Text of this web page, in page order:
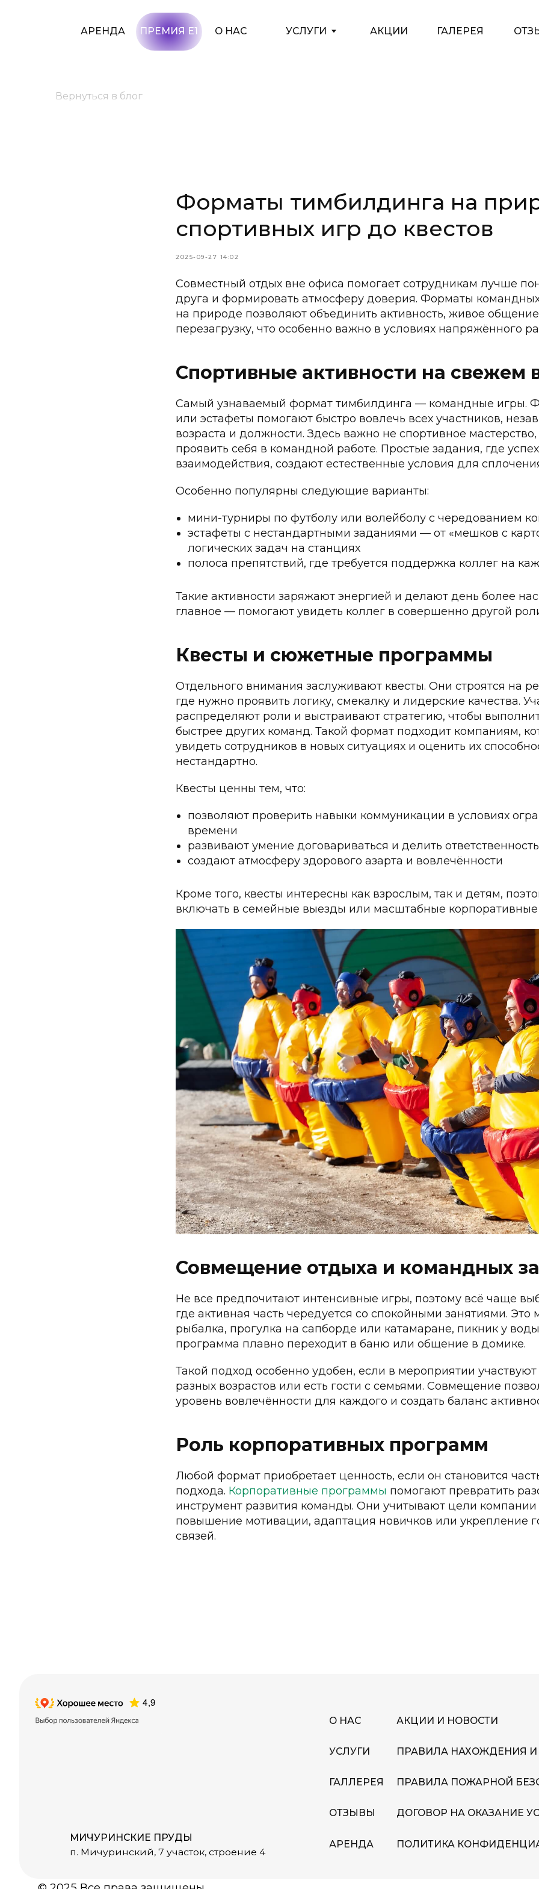
ПРЕМИЯ Е1 О НАС
Вернуться в блог
Форматы тимбилдинга на
спортивных игр до квестов
2025-09-27 14:02
Совместный отдых вне офиса помогает сотрудникам лучше
друга и формировать атмосферу доверия. Форматы
на природе позволяют объединить активность, живое
перезагрузку, что особенно важно в условиях напряжённого
Спортивные активности на свежем
Самый узнаваемый формат тимбилдинга — командные игры.
или эстафеты помогают быстро вовлечь всех участников,
возраста и должности. Здесь важно не спортивное
проявить себя в командной работе. Простые задания, где
взаимодействия, создают естественные условия для
Особенно популярны следующие варианты:
мини-турниры по футболу или волейболу с чередованием
эстафеты с нестандартными заданиями — от «мешков с
логических задач на станциях
полоса препятствий, где требуется поддержка коллег на
Такие активности заряжают энергией и делают день более
главное — помогают увидеть коллег в совершенно другой
Квесты и сюжетные программы
Отдельного внимания заслуживают квесты. Они строятся на
где нужно проявить логику, смекалку и лидерские качества.
распределяют роли и выстраивают стратегию, чтобы
быстрее других команд. Такой формат подходит компаниям,
увидеть сотрудников в новых ситуациях и оценить их
нестандартно.
Квесты ценны тем, что:
позволяют проверить навыки коммуникации в условиях
времени
развивают умение договариваться и делить ответственность
создают атмосферу здорового азарта и вовлечённости
Кроме того, квесты интересны как взрослым, так и детям,
включать в семейные выезды или масштабные
Совмещение отдыха и командных
Не все предпочитают интенсивные игры, поэтому всё чаще
где активная часть чередуется со спокойными занятиями. Это
рыбалка, прогулка на сапборде или катамаране, пикник у
программа плавно переходит в баню или общение в домике.
Такой подход особенно удобен, если в мероприятии
разных возрастов или есть гости с семьями. Совмещение
уровень вовлечённости для каждого и создать баланс
Роль корпоративных программ
Любой формат приобретает ценность, если он становится
подхода. Корпоративные программы помогают превратить
инструмент развития команды. Они учитывают цели
повышение мотивации, адаптация новичков или укрепление
связей.
О НАС
УСЛУГИ
АРЕНДА
АКЦИИ И НОВОСТИ
ПРАВИЛА НАХОЖДЕНИЯ И ОТДЫХА
ПОЛИТИКА КОНФИДЕНЦИАЛЬНОСТИ
ТЕЛЕФОН
+ 7 (950)
ПОЧТА
TopROI